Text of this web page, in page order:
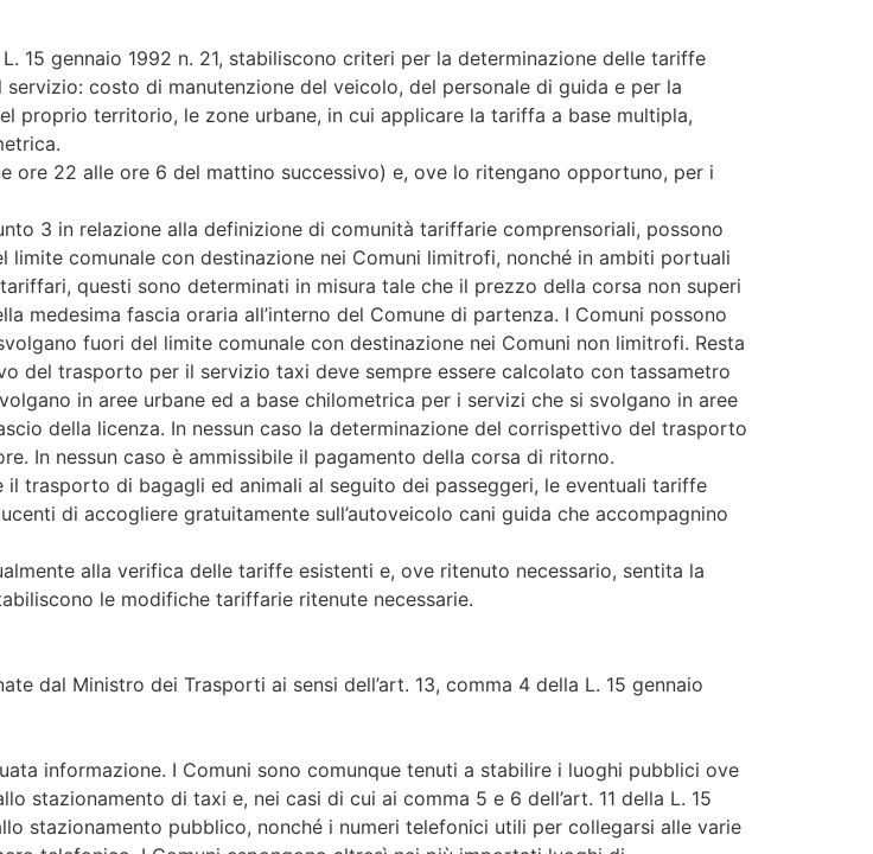
15 gennaio 1992 n. 21, stabiliscono criteri per la determinazione delle tariffe
costo di manutenzione del veicolo, del personale di guida e per la
proprio territorio, le zone urbane, in cui applicare la tariffa a base multipla,
22 alle ore 6 del mattino successivo) e, ove lo ritengano opportuno, per i
3 in relazione alla definizione di comunità tariffarie comprensoriali, possono
comunale con destinazione nei Comuni limitrofi, nonché in ambiti portuali
questi sono determinati in misura tale che il prezzo della corsa non superi
fascia oraria all’interno del Comune di partenza. I Comuni possono
fuori del limite comunale con destinazione nei Comuni non limitrofi. Resta
del trasporto per il servizio taxi deve sempre essere calcolato con tassametro
in aree urbane ed a base chilometrica per i servizi che si svolgano in aree
della licenza. In nessun caso la determinazione del corrispettivo del trasporto
In nessun caso è ammissibile il pagamento della corsa di ritorno.
il trasporto di bagagli ed animali al seguito dei passeggeri, le eventuali tariffe
di accogliere gratuitamente sull’autoveicolo cani guida che accompagnino
alla verifica delle tariffe esistenti e, ove ritenuto necessario, sentita la
le modifiche tariffarie ritenute necessarie.
dal Ministro dei Trasporti ai sensi dell’art. 13, comma 4 della L. 15 gennaio
informazione. I Comuni sono comunque tenuti a stabilire i luoghi pubblici ove
stazionamento di taxi e, nei casi di cui ai comma 5 e 6 dell’art. 11 della L. 15
stazionamento pubblico, nonché i numeri telefonici utili per collegarsi alle varie